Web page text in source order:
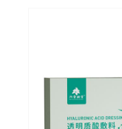
Gehiago ikusi >>